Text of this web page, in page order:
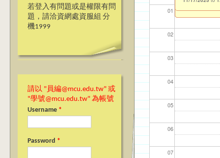
若登入有問題或是權限有問
題，請洽資網處資服組 分
機1999
請以 "員編@mcu.edu.tw" 或
"學號@mcu.edu.tw" 為帳號
Username *
Password *
01
02
03
04
05
06
07